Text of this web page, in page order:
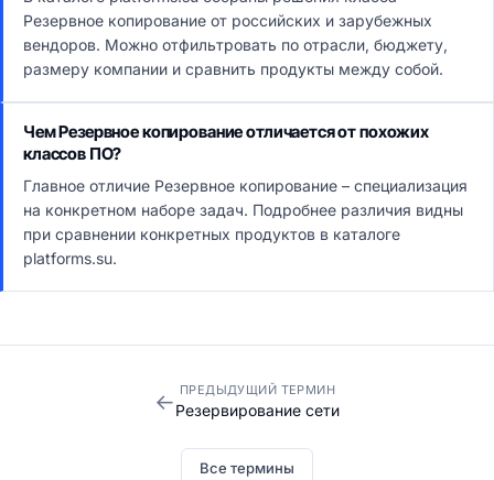
Резервное копирование от российских и зарубежных
вендоров. Можно отфильтровать по отрасли, бюджету,
размеру компании и сравнить продукты между собой.
Чем Резервное копирование отличается от похожих
классов ПО?
Главное отличие Резервное копирование – специализация
на конкретном наборе задач. Подробнее различия видны
при сравнении конкретных продуктов в каталоге
platforms.su.
← ПРЕДЫДУЩИЙ ТЕРМИН
Резервирование сети
Все термины